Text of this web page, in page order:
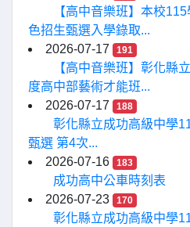
【高中音樂班】本校
色招生甄選入學錄取...
2026-07-17
191
【高中音樂班】彰化縣
度高中部藝術才能班...
2026-07-17
188
彰化縣立成功高級中學
甄選 第4次...
2026-07-16
183
成功高中公車時刻表
2026-07-23
170
彰化縣立成功高級中學